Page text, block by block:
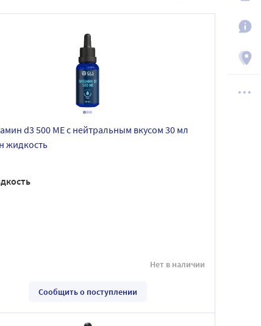
d3 500 МЕ с нейтральным вкусом 30 мл
жидкость
Нет в наличии
Сообщить о поступлении